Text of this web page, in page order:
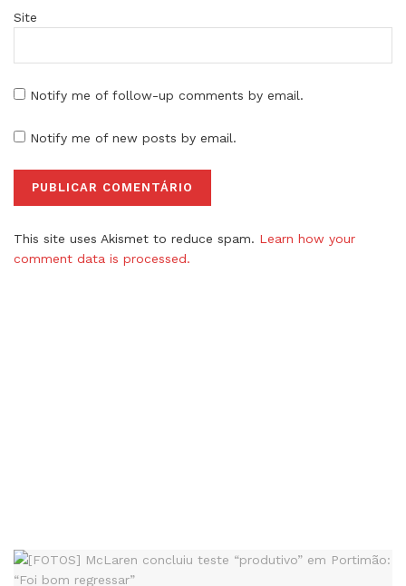
Site
Notify me of follow-up comments by email.
Notify me of new posts by email.
This site uses Akismet to reduce spam. Learn how your
comment data is processed.